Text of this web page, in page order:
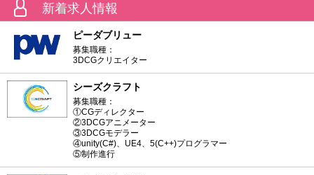
新着求人情報
ピーダブリュー
募集職種：
3DCGクリエイター
シーズクラフト
募集職種：
①CGディレクター
②3DCGアニメーター
③3DCGモデラー
④unity(C#)、UE4、5(C++)プログラマー
⑤制作進行